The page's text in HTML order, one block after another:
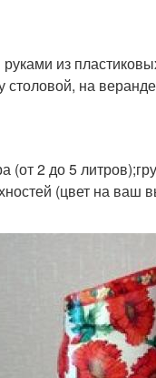
из
столовой, на
(от 2 до 5
(цвет на ваш